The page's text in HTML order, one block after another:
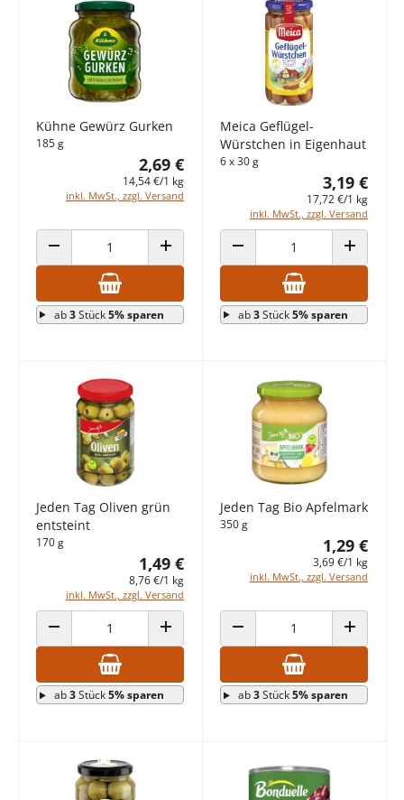
Kühne Gewürz Gurken
185 g
2,69 €
14,54 €/1 kg
inkl. MwSt., zzgl. Versand
ANZAHL VERRINGERN ANZAHL ERHÖHEN
ab3Stück5% sparen
Meica Geflügel-
Würstchen in Eigenhaut
6 x 30 g
3,19 €
17,72 €/1 kg
inkl. MwSt., zzgl. Versand
ANZAHL VERRINGERN ANZAHL
ab3Stück5% sparen
Jeden Tag Oliven grün
entsteint
170 g
1,49 €
8,76 €/1 kg
inkl. MwSt., zzgl. Versand
ANZAHL VERRINGERN ANZAHL ERHÖHEN
ab3Stück5% sparen
Jeden Tag Bio Apfelmark
350 g
1,29 €
3,69 €/1 kg
inkl. MwSt., zzgl. Versand
ANZAHL VERRINGERN ANZAHL
ab3Stück5% sparen